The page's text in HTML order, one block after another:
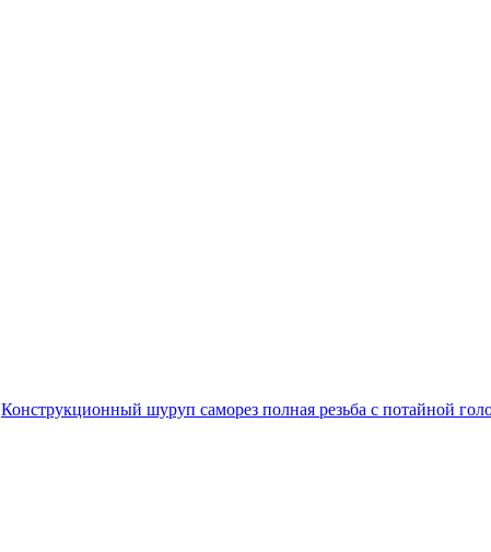
Конструкционный шуруп саморез полная резьба с потайной